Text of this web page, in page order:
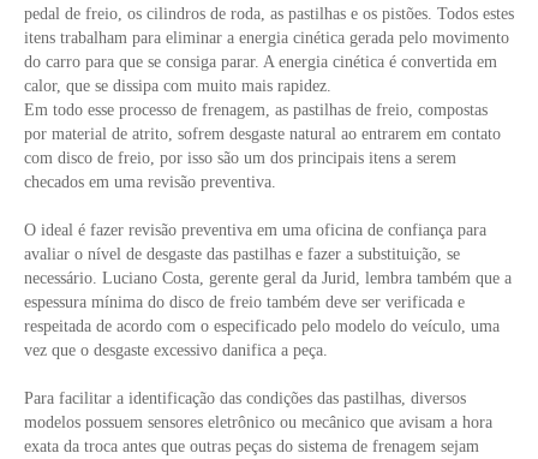
pedal de freio, os cilindros de roda, as pastilhas e os pistões. Todos estes
itens trabalham para eliminar a energia cinética gerada pelo movimento
do carro para que se consiga parar. A energia cinética é convertida em
calor, que se dissipa com muito mais rapidez.
Em todo esse processo de frenagem, as pastilhas de freio, compostas
por material de atrito, sofrem desgaste natural ao entrarem em contato
com disco de freio, por isso são um dos principais itens a serem
checados em uma revisão preventiva.
O ideal é fazer revisão preventiva em uma oficina de confiança para
avaliar o nível de desgaste das pastilhas e fazer a substituição, se
necessário. Luciano Costa, gerente geral da Jurid, lembra também que a
espessura mínima do disco de freio também deve ser verificada e
respeitada de acordo com o especificado pelo modelo do veículo, uma
vez que o desgaste excessivo danifica a peça.
Para facilitar a identificação das condições das pastilhas, diversos
modelos possuem sensores eletrônico ou mecânico que avisam a hora
exata da troca antes que outras peças do sistema de frenagem sejam